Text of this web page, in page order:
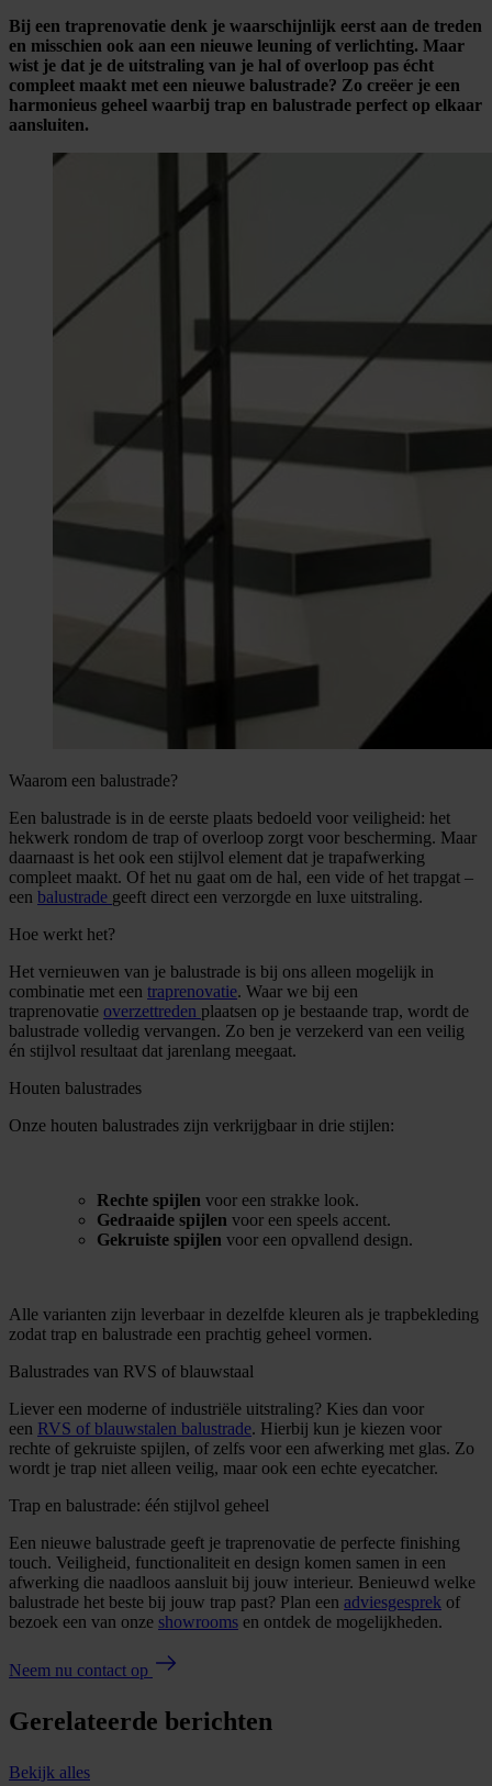
Bij een traprenovatie denk je waarschijnlijk eerst aan de treden
en misschien ook aan een nieuwe leuning of verlichting. Maar
wist je dat je de uitstraling van je hal of overloop pas écht
compleet maakt met een nieuwe balustrade? Zo creëer je een
harmonieus geheel waarbij trap en balustrade perfect op elkaar
aansluiten.
Waarom een balustrade?
Een balustrade is in de eerste plaats bedoeld voor veiligheid: het
hekwerk rondom de trap of overloop zorgt voor bescherming. Maar
daarnaast is het ook een stijlvol element dat je trapafwerking
compleet maakt. Of het nu gaat om de hal, een vide of het trapgat –
een balustrade geeft direct een verzorgde en luxe uitstraling.
Hoe werkt het?
Het vernieuwen van je balustrade is bij ons alleen mogelijk in
combinatie met een traprenovatie. Waar we bij een
traprenovatie overzettreden plaatsen op je bestaande trap, wordt de
balustrade volledig vervangen. Zo ben je verzekerd van een veilig
én stijlvol resultaat dat jarenlang meegaat.
Houten balustrades
Onze houten balustrades zijn verkrijgbaar in drie stijlen:
Rechte spijlen voor een strakke look.
Gedraaide spijlen voor een speels accent.
Gekruiste spijlen voor een opvallend design.
Alle varianten zijn leverbaar in dezelfde kleuren als je trapbekleding
zodat trap en balustrade een prachtig geheel vormen.
Balustrades van RVS of blauwstaal
Liever een moderne of industriële uitstraling? Kies dan voor
een RVS of blauwstalen balustrade. Hierbij kun je kiezen voor
rechte of gekruiste spijlen, of zelfs voor een afwerking met glas. Zo
wordt je trap niet alleen veilig, maar ook een echte eyecatcher.
Trap en balustrade: één stijlvol geheel
Een nieuwe balustrade geeft je traprenovatie de perfecte finishing
touch. Veiligheid, functionaliteit en design komen samen in een
afwerking die naadloos aansluit bij jouw interieur. Benieuwd welke
balustrade het beste bij jouw trap past? Plan een adviesgesprek of
bezoek een van onze showrooms en ontdek de mogelijkheden.
Neem nu contact op
Gerelateerde berichten
Bekijk alles